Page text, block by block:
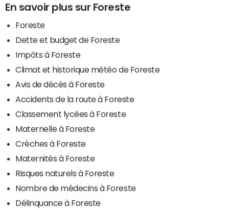
En savoir plus sur Foreste
Foreste
Dette et budget de Foreste
Impôts à Foreste
Climat et historique météo de Foreste
Avis de décès à Foreste
Accidents de la route à Foreste
Classement lycées à Foreste
Maternelle à Foreste
Crèches à Foreste
Maternités à Foreste
Risques naturels à Foreste
Nombre de médecins à Foreste
Délinquance à Foreste